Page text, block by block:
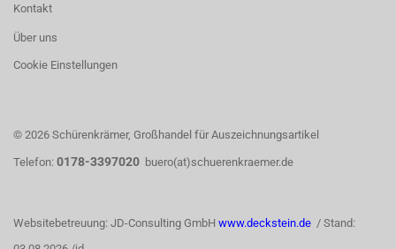
Kontakt
Über uns
Cookie Einstellungen
© 2026 Schürenkrämer, Großhandel für Auszeichnungsartikel
Telefon: 0178-3397020 buero(at)schuerenkraemer.de
Websitebetreuung: JD-Consulting GmbH www.deckstein.de / Stand: